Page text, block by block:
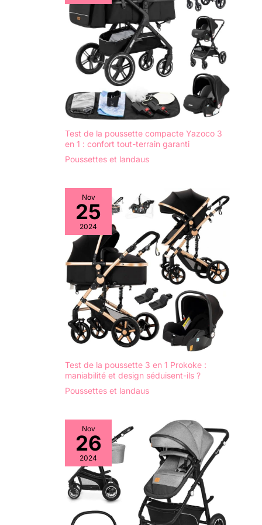
inclus, installez facilement votre siège-auto Maxi-
Cosi sur la Cloudy pour passer en douceur de la
voiture à la poussette
Test de la poussette compacte Yazoco 3
en 1 : confort tout-terrain garanti
Poussettes et landaus
Nov
25
2024
Test de la poussette 3 en 1 Prokoke :
maniabilité et design séduisent-ils ?
Poussettes et landaus
Nov
26
2024